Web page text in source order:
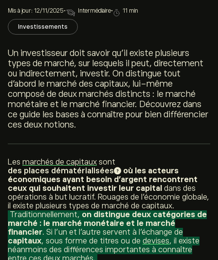
Mis à jour: 12/11/2025• Intermédiaire• 11 min
Investissements
Un investisseur doit savoir qu’il existe plusieurs
types de marché, sur lesquels il peut, directement
ou indirectement, investir. On distingue tout
d’abord le marché des capitaux, lui-même
composé de deux marchés distincts : le marché
monétaire et le marché financier. Découvrez dans
ce guide les bases à connaître pour bien différencier
ces deux notions.
Les marchés de capitaux sont
des places dématérialisées
où les acteurs
économiques ayant besoin d’argent rencontrent
ceux qui souhaitent investir leur capital dans des
opérations à but lucratif. Rouages de l’économie globale,
il existe plusieurs types de marché de capitaux.
Traditionnellement, on distingue deux catégories de
marché : le marché monétaire et le marché
financier. Si l’un et l’autre servent à l’échange de
capitaux, sous forme de titres ou de devises, il existe
néanmoins des différences importantes à connaître